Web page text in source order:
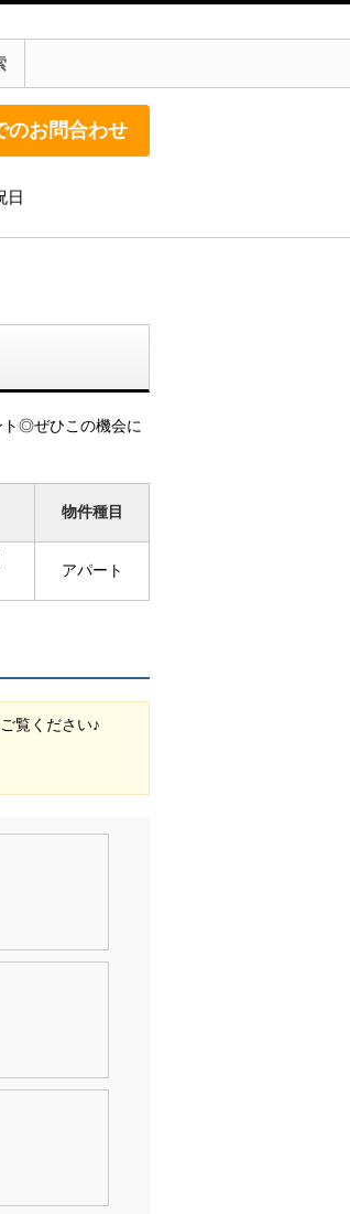
のお問合わせ
日
ト◎ぜひこの機会に
物件種目
アパート
覧ください♪